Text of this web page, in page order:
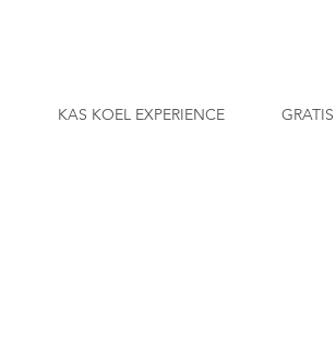
KAS KOEL EXPERIENCE GRATIS